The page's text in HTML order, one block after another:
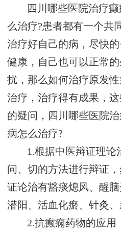
四川哪些医院治疗
么治疗?患者都有一个共
治疗好自己的病，尽快
健康，自己也可以正常
扰，那么如何治疗原发
治疗，治疗得有成果，
的疑问，四川哪些医院
病怎么治疗?
1.根据中医辩证理论
问、切的方法进行辩证
证论治有豁痰熄风、醒
潜阳、活血化瘀、针灸、
2.抗癫痫药物的应